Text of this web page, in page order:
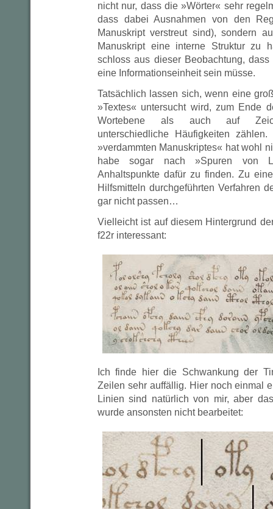
nicht nur, dass die »Wörter« sehr
dass dabei Ausnahmen von den
Manuskript verstreut sind), sondern
Manuskript eine interne Struktur zu
schloss aus dieser Beobachtung,
eine Informationseinheit sein müsse.
Tatsächlich lassen sich, wenn eine
»Textes« untersucht wird, zum Ende
Wortebene als auch auf
unterschiedliche Häufigkeiten
»verdammten Manuskriptes« hat wohl
habe sogar nach »Spuren von
Anhaltspunkte dafür zu finden. Zu
Hilfsmitteln durchgeführten Verfahren
gar nicht passen…
Vielleicht ist auf diesem Hintergrund
f22r interessant:
Ich finde hier die Schwankung der
Zeilen sehr auffällig. Hier noch einmal
Linien sind natürlich von mir, aber
wurde ansonsten nicht bearbeitet: